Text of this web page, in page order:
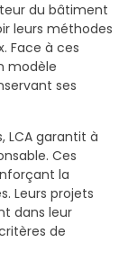
du bâtiment
leurs méthodes
Face à ces
modèle
ses
LCA garantit à
Ces
la
Leurs projets
dans leur
de